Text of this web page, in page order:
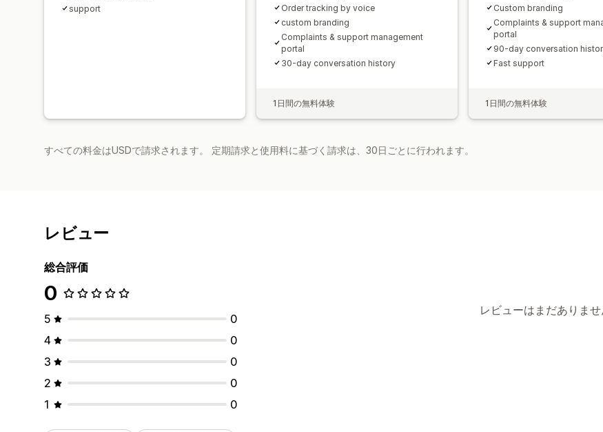
support
Order tracking by voice
custom branding
Complaints & support management
portal
30‑day conversation history
1日間の無料体験
Custom branding
Complaints & support
portal
90‑day conversation
Fast support
1日間の無料体験
すべての料金はUSDで請求されます。 定期請求と使用料に基づく請求は、30日ごとに行われます。
レビュー
総合評価
0
5
0
4
0
3
0
2
0
1
0
レビューはまだありませ